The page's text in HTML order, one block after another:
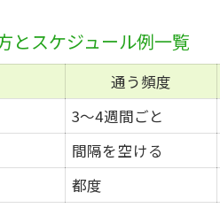
のコツ
成功の鍵
ケジュール例
ンで無駄を省く方法
シミュレーション表
較して選ぶ
とスケジュール例一覧
通う頻度
3〜4週間ごと
間隔を空ける
都度